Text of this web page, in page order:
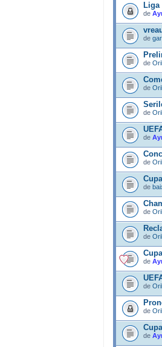
Liga
de
de
de
de
de
de
de
de
de
de
de
de
de
de